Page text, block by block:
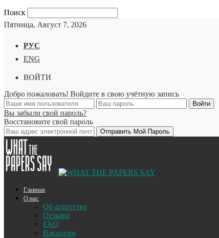
Поиск
Пятница, Август 7, 2026
РУС
ENG
ВОЙТИ
Добро пожаловать! Войдите в свою учётную запись
Вы забыли свой пароль?
Восстановите свой пароль
Главная
О нас
Об агентстве
Отзывы
FAQ
Вакансии